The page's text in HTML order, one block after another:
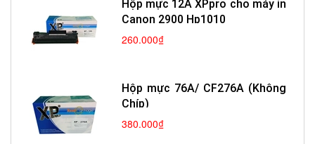
Hộp mực 12A XPpro cho máy in
Canon 2900 Hp1010
260.000₫
Hộp mực 76A/ CF276A (Không
Chíp)
380.000₫